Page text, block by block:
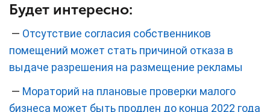
Будет интересно:
— Отсутствие согласия собственников
помещений может стать причиной отказа в
выдаче разрешения на размещение рекламы
— Мораторий на плановые проверки малого
бизнеса может быть продлен до конца 2022 года